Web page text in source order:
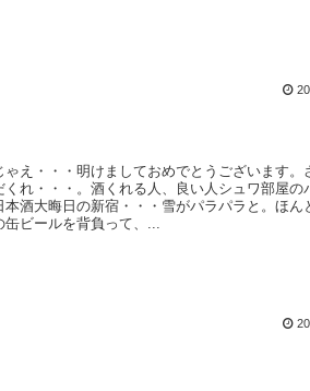
え・・・明けましておめでとうございます。
れ・・・。酒くれる人、良い人シュワ部屋の
本酒大晦日の新宿・・・雪がパラパラと。ほん
缶ビールを背負って、...